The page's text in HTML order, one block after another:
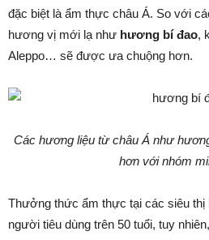
đặc biệt là ẩm thực châu Á. So với
hương vị mới lạ như hương bí đao,
Aleppo… sẽ được ưa chuộng hơn.
Các hương liệu từ châu Á như
hơn với nhóm
Thưởng thức ẩm thực tại các siêu thị
người tiêu dùng trên 50 tuổi, tuy